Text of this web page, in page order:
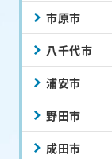
市原市
八千代市
浦安市
野田市
成田市